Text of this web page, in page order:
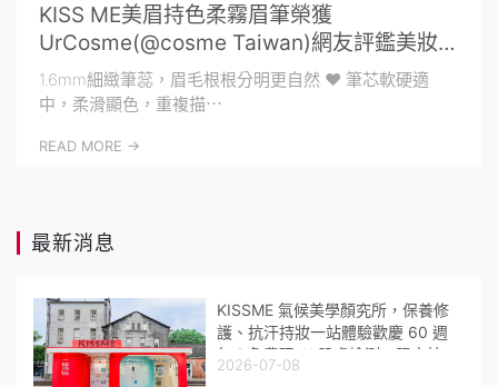
KISS ME美眉持色柔霧眉筆榮獲
UrCosme(@cosme Taiwan)網友評鑑美妝賞
2020年度大賞 眉彩第2名
1.6mm細緻筆蕊，眉毛根根分明更自然 ❤️ 筆芯軟硬適
中，柔滑顯色，重複描⋯
READ MORE ->
最新消息
KISSME 氣候美學顏究所，保養修
護、抗汗持妝一站體驗歡慶 60 週
年！免費玩 AI 肌膚檢測、限定拍
貼機，闖關拿好禮！
2026-07-08